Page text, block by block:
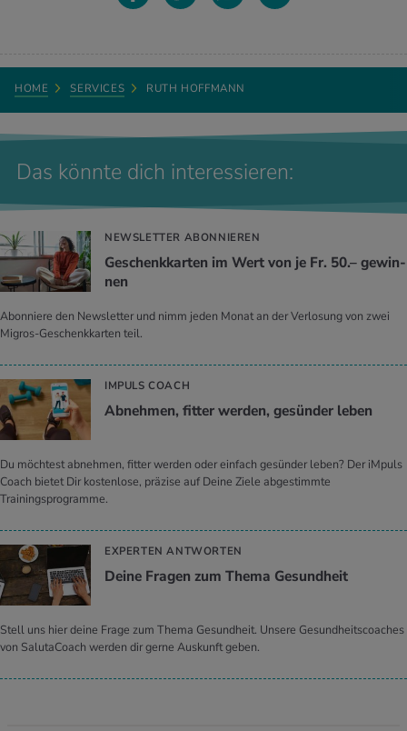
HOME SERVICES RUTH HOFFMANN
Das könnte dich interessieren:
NEWSLETTER ABONNIEREN
Ge­schenk­kar­ten im Wert von je Fr. 50.– ge­win­
nen
Abonniere den Newsletter und nimm jeden Monat an der Verlosung von zwei
Migros-Geschenkkarten teil.
IMPULS COACH
Ab­neh­men, fit­ter wer­den, ge­sün­der leben
Du möchtest abnehmen, fitter werden oder einfach gesünder leben? Der iMpuls
Coach bietet Dir kostenlose, präzise auf Deine Ziele abgestimmte
Trainingsprogramme.
EXPERTEN ANTWORTEN
Deine Fra­gen zum Thema Ge­sund­heit
Stell uns hier deine Frage zum Thema Gesundheit. Unsere Gesundheitscoaches
von SalutaCoach werden dir gerne Auskunft geben.